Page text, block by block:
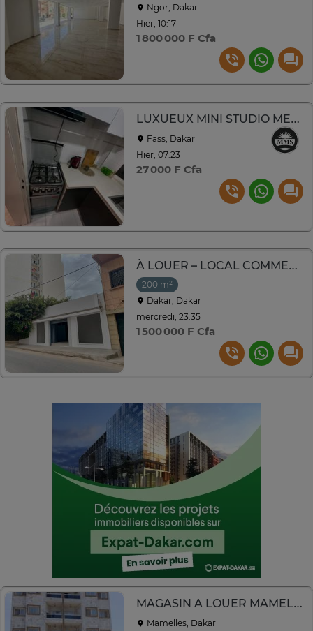
Ngor, Dakar
Hier, 10:17
1 800 000 F Cfa
LUXUEUX MINI STUDIO MEUBLÉ HAUT STANDING À LOUER À FASS
Fass, Dakar
Hier, 07:23
27 000 F Cfa
À LOUER – LOCAL COMMERCIAL / BUREAU
200 m²
Dakar, Dakar
mercredi, 23:35
1 500 000 F Cfa
MAGASIN A LOUER MAMELLES CITE MBACKIYOU FAYE
Mamelles, Dakar